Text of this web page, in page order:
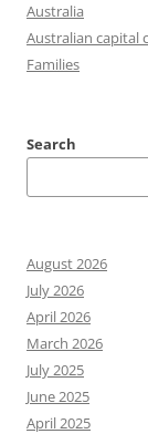
Australia
Australian capital
Families
Search
August 2026
July 2026
April 2026
March 2026
July 2025
June 2025
April 2025